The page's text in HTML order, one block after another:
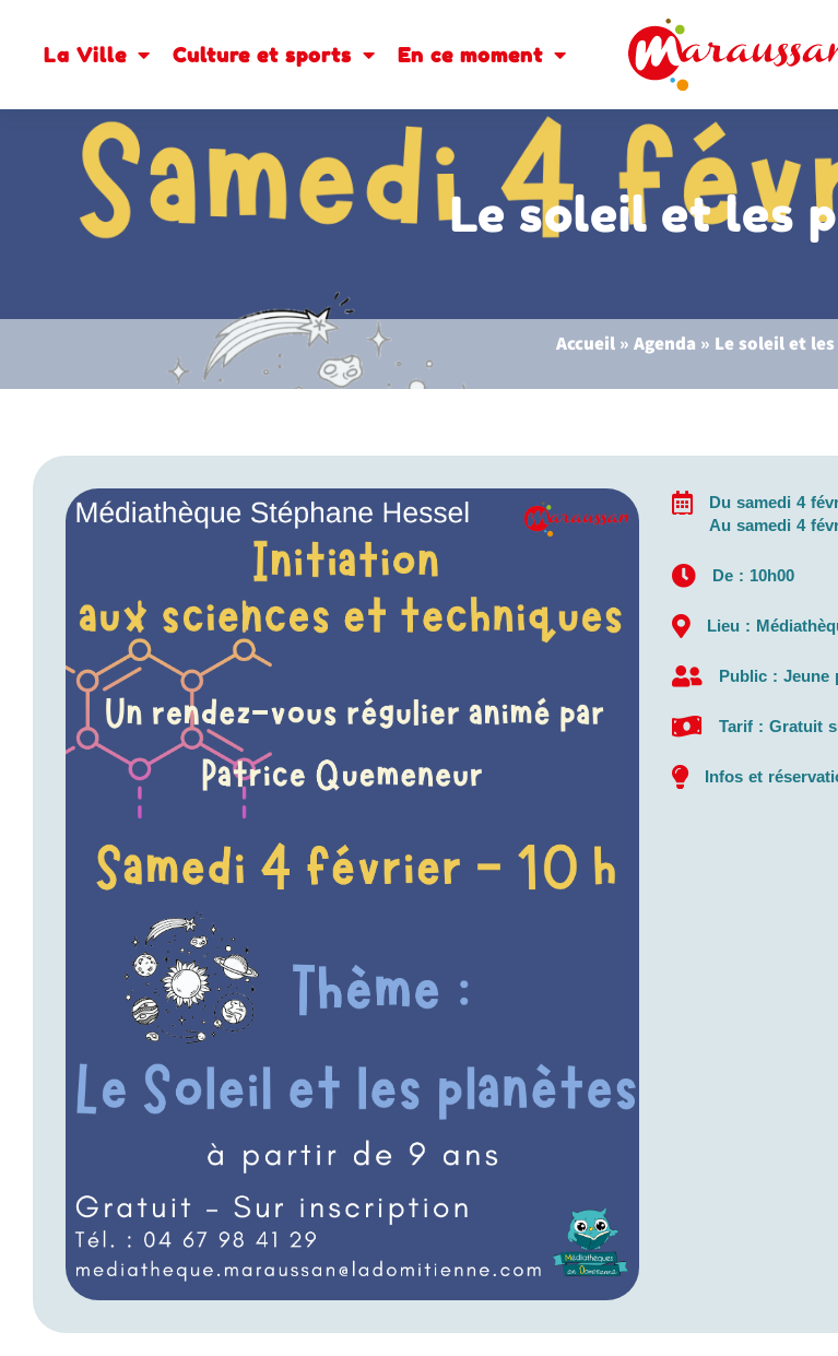
La Ville Culture et sports En ce moment
Le soleil et les
Accueil » Agenda » Le soleil et
Du samedi 4
Au samedi 4
De : 10h00
Lieu :
Public : Jeune
Tarif : Gratuit
Infos et